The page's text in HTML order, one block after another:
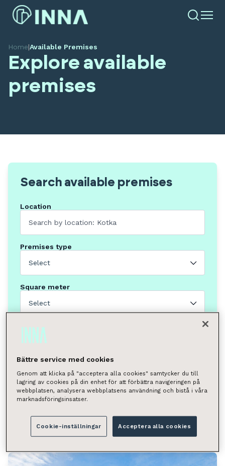
Home|Available Premises
Explore available
premises
Search available premises
Location
Premises type
Select
Square meter
Select
address, or postal code.
Found 6 premises
Clear all selections
Bättre service med cookies
Genom att klicka på "acceptera alla cookies" samtycker du till
lagring av cookies på din enhet för att förbättra navigeringen på
webbplatsen, analysera webbplatsens användning och bistå i våra
marknadsföringsinsatser.
Cookie-inställningar Acceptera alla cookies